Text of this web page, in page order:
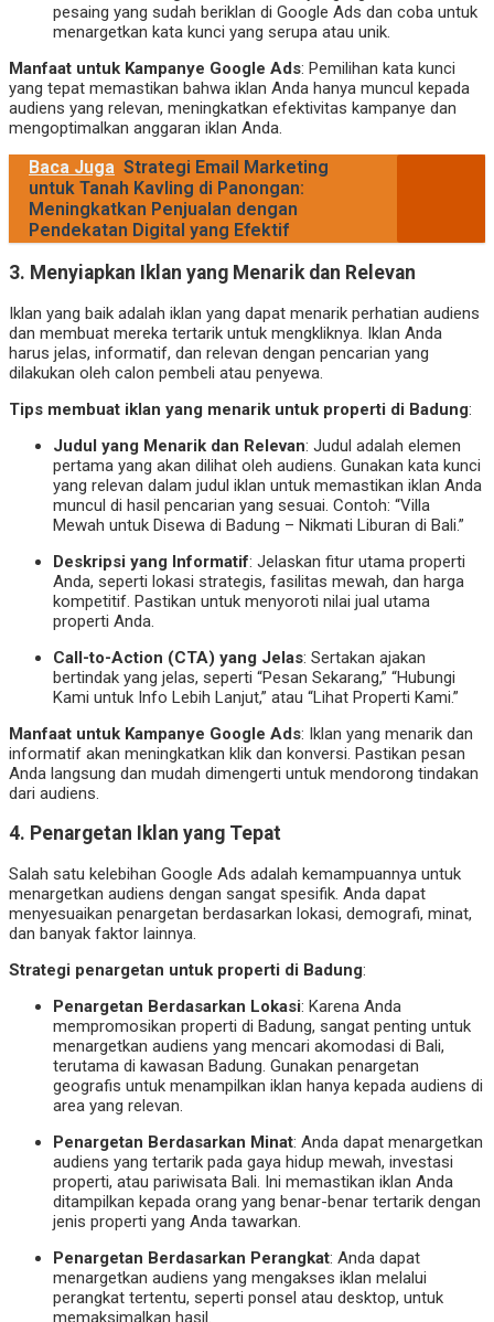
pesaing yang sudah beriklan di Google Ads dan coba untuk
menargetkan kata kunci yang serupa atau unik.
Manfaat untuk Kampanye Google Ads: Pemilihan kata kunci
yang tepat memastikan bahwa iklan Anda hanya muncul kepada
audiens yang relevan, meningkatkan efektivitas kampanye dan
mengoptimalkan anggaran iklan Anda.
Baca Juga Strategi Email Marketing
untuk Tanah Kavling di Panongan:
Meningkatkan Penjualan dengan
Pendekatan Digital yang Efektif
3. Menyiapkan Iklan yang Menarik dan Relevan
Iklan yang baik adalah iklan yang dapat menarik perhatian audiens
dan membuat mereka tertarik untuk mengkliknya. Iklan Anda
harus jelas, informatif, dan relevan dengan pencarian yang
dilakukan oleh calon pembeli atau penyewa.
Tips membuat iklan yang menarik untuk properti di Badung:
Judul yang Menarik dan Relevan: Judul adalah elemen
pertama yang akan dilihat oleh audiens. Gunakan kata kunci
yang relevan dalam judul iklan untuk memastikan iklan Anda
muncul di hasil pencarian yang sesuai. Contoh: “Villa
Mewah untuk Disewa di Badung – Nikmati Liburan di Bali.”
Deskripsi yang Informatif: Jelaskan fitur utama properti
Anda, seperti lokasi strategis, fasilitas mewah, dan harga
kompetitif. Pastikan untuk menyoroti nilai jual utama
properti Anda.
Call-to-Action (CTA) yang Jelas: Sertakan ajakan
bertindak yang jelas, seperti “Pesan Sekarang,” “Hubungi
Kami untuk Info Lebih Lanjut,” atau “Lihat Properti Kami.”
Manfaat untuk Kampanye Google Ads: Iklan yang menarik dan
informatif akan meningkatkan klik dan konversi. Pastikan pesan
Anda langsung dan mudah dimengerti untuk mendorong tindakan
dari audiens.
4. Penargetan Iklan yang Tepat
Salah satu kelebihan Google Ads adalah kemampuannya untuk
menargetkan audiens dengan sangat spesifik. Anda dapat
menyesuaikan penargetan berdasarkan lokasi, demografi, minat,
dan banyak faktor lainnya.
Strategi penargetan untuk properti di Badung:
Penargetan Berdasarkan Lokasi: Karena Anda
mempromosikan properti di Badung, sangat penting untuk
menargetkan audiens yang mencari akomodasi di Bali,
terutama di kawasan Badung. Gunakan penargetan
geografis untuk menampilkan iklan hanya kepada audiens di
area yang relevan.
Penargetan Berdasarkan Minat: Anda dapat menargetkan
audiens yang tertarik pada gaya hidup mewah, investasi
properti, atau pariwisata Bali. Ini memastikan iklan Anda
ditampilkan kepada orang yang benar-benar tertarik dengan
jenis properti yang Anda tawarkan.
Penargetan Berdasarkan Perangkat: Anda dapat
menargetkan audiens yang mengakses iklan melalui
perangkat tertentu, seperti ponsel atau desktop, untuk
memaksimalkan hasil.